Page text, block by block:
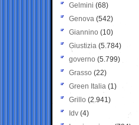
Gelmini (68)
Genova (542)
Giannino (10)
Giustizia (5.784)
governo (5.799)
Grasso (22)
Green Italia (1)
Grillo (2.941)
Idv (4)